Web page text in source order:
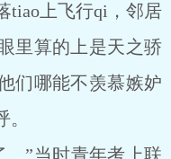
tiao上飞行qi，邻居
里算的上是天之骄
们哪能不羡慕嫉妒
”当时青年考上联